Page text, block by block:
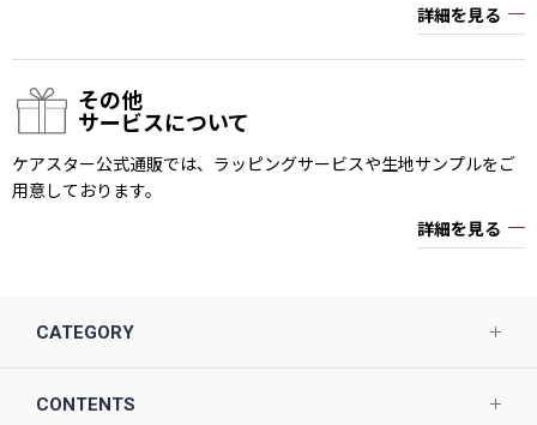
詳細を見る
その他
サービスについて
ケアスター公式通販では、ラッピングサービスや生地サンプルをご
用意しております。
詳細を見る
CATEGORY
CONTENTS